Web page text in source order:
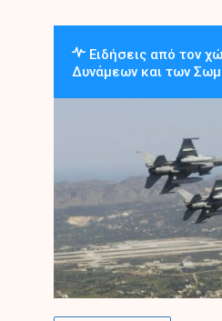
Ειδήσεις από τον
Δυνάμεων και των